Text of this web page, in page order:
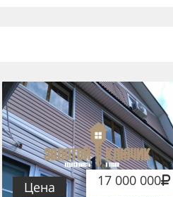
17 000 000
Цена